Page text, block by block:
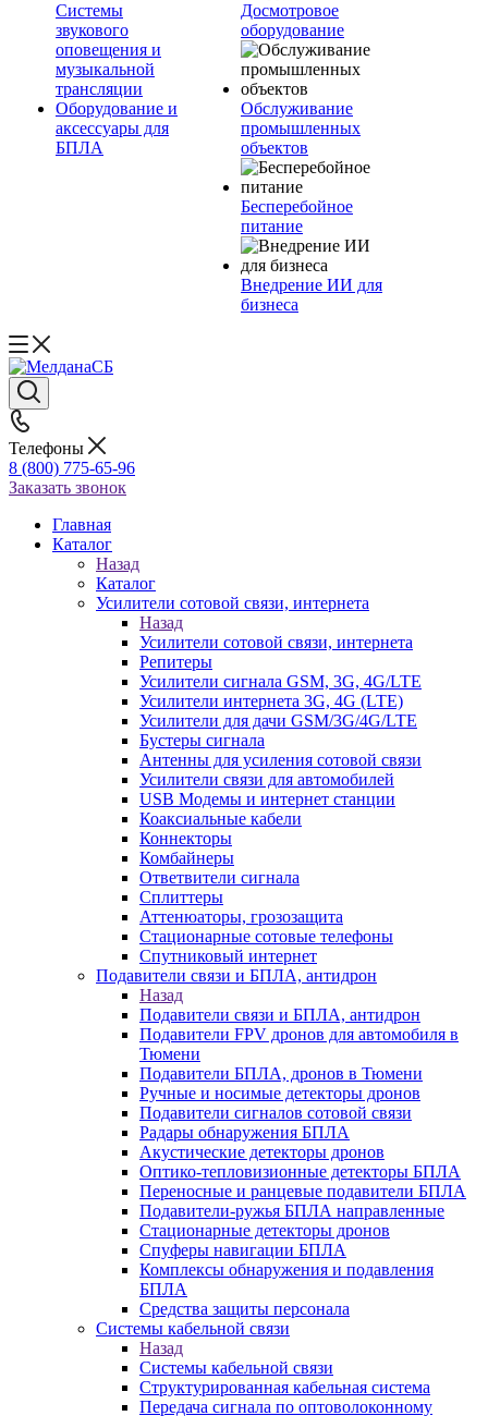
Системы
звукового
оповещения и
музыкальной
трансляции
Оборудование и
аксессуары для
БПЛА
Досмотровое
оборудование
Обслуживание
промышленных
объектов
Бесперебойное
питание
Внедрение ИИ для
бизнеса
Телефоны
8 (800) 775-65-96
Заказать звонок
Главная
Каталог
Назад
Каталог
Усилители сотовой связи, интернета
Назад
Усилители сотовой связи, интернета
Репитеры
Усилители сигнала GSM, 3G, 4G/LTE
Усилители интернета 3G, 4G (LTE)
Усилители для дачи GSM/3G/4G/LTE
Бустеры сигнала
Антенны для усиления сотовой связи
Усилители связи для автомобилей
USB Модемы и интернет станции
Коаксиальные кабели
Коннекторы
Комбайнеры
Ответвители сигнала
Сплиттеры
Аттенюаторы, грозозащита
Стационарные сотовые телефоны
Спутниковый интернет
Подавители связи и БПЛА, антидрон
Назад
Подавители связи и БПЛА, антидрон
Подавители FPV дронов для автомобиля в
Тюмени
Подавители БПЛА, дронов в Тюмени
Ручные и носимые детекторы дронов
Подавители сигналов сотовой связи
Радары обнаружения БПЛА
Акустические детекторы дронов
Оптико-тепловизионные детекторы БПЛА
Переносные и ранцевые подавители БПЛА
Подавители-ружья БПЛА направленные
Стационарные детекторы дронов
Спуферы навигации БПЛА
Комплексы обнаружения и подавления
БПЛА
Средства защиты персонала
Системы кабельной связи
Назад
Системы кабельной связи
Структурированная кабельная система
Передача сигнала по оптоволоконному